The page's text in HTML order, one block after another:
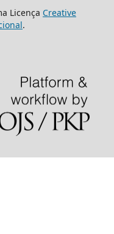
Licença Creative
.